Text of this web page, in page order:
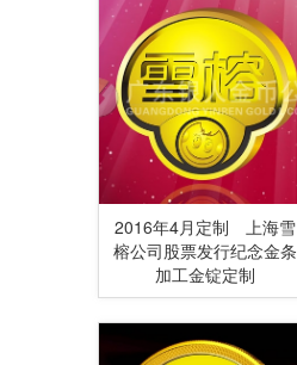
2016年4月定制 上海雪
榕公司股票发行纪念金条
加工金锭定制